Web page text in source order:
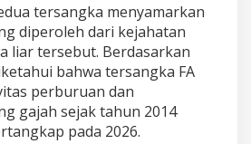
R
p
.
6
0
J
u
tersangka menyamarkan
diperoleh dari kejahatan
liar tersebut. Berdasarkan
bahwa tersangka FA
perburuan dan
gajah sejak tahun 2014
pada 2026.